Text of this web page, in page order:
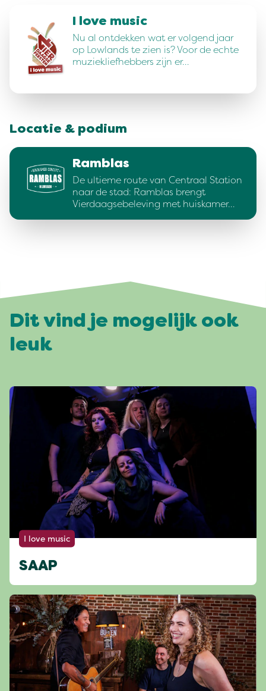
I love music
Nu al ontdekken wat er volgend jaar
op Lowlands te zien is? Voor de echte
muziekliefhebbers zijn er…
Locatie & podium
Ramblas
De ultieme route van Centraal Station
naar de stad: Ramblas brengt
Vierdaagsebeleving met huiskamer…
Dit vind je mogelijk ook
leuk
I love music
SAAP